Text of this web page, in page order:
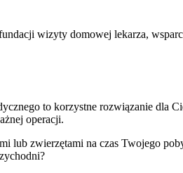
wizyty domowej lekarza,
to korzystne rozwiązanie
operacji.
lub zwierzętami na czas Twojego